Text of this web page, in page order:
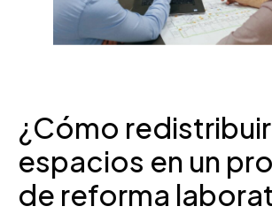
¿Cómo redistribuir
espacios en un
de reforma